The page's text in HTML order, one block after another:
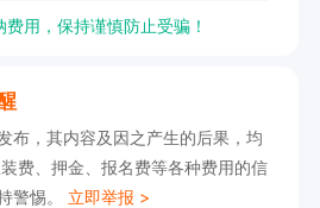
业化；
，调色干净通透、温柔治
；
用，保持谨慎防止受骗！
布，其内容及因之产生的后果，均
费、押金、报名费等各种费用的信
警惕。 立即举报 >